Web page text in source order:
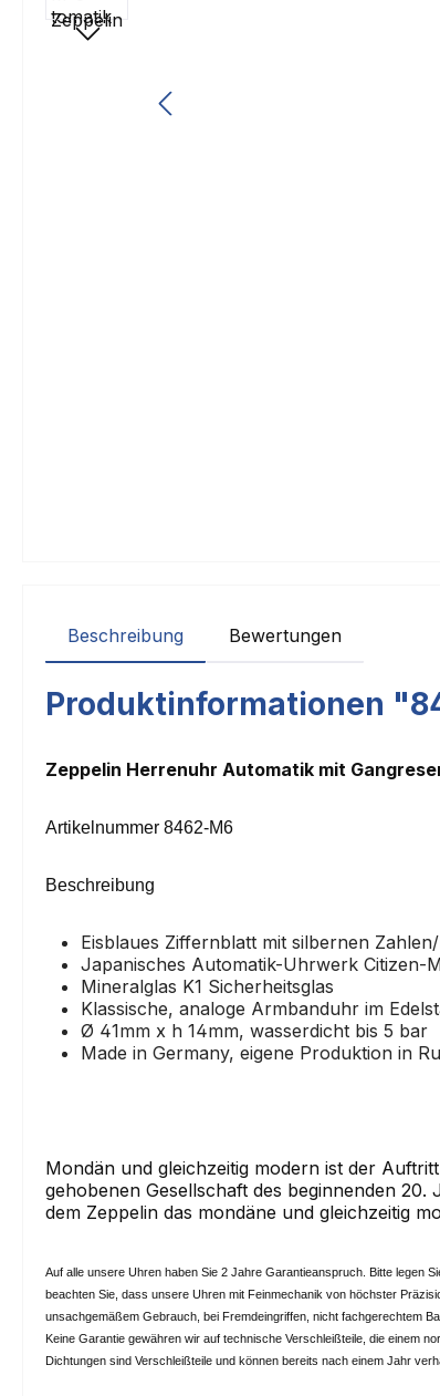
Beschreibung Bewertungen
Produktinformationen
Zeppelin Herrenuhr Automatik mit
Artikelnummer 8462-M6
Beschreibung
Eisblaues Ziffernblatt mit silbernen
Japanisches Automatik-Uhrwerk Citizen-
Mineralglas K1 Sicherheitsglas
Klassische, analoge Armbanduhr im
Ø 41mm x h 14mm, wasserdicht bis 5 bar
Made in Germany, eigene Produktion in
Mondän und gleichzeitig modern ist der
gehobenen Gesellschaft des beginnenden
dem Zeppelin das mondäne und gleichzeitig
Auf alle unsere Uhren haben Sie 2 Jahre Garantieanspruch. Bitte legen
beachten Sie, dass unsere Uhren mit Feinmechanik von höchster
unsachgemäßem Gebrauch, bei Fremdeingriffen, nicht fachgerechtem
Keine Garantie gewähren wir auf technische Verschleißteile, die einem
Dichtungen sind Verschleißteile und können bereits nach einem Jahr